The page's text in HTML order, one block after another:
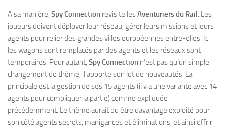
A sa manière, Spy Connection revisite lesAventuriers du Rail. Les
joueurs doivent déployer leur réseau, gérer leurs missions et leurs
agents pour relier des grandes villes européennes entre-elles. Ici
les wagons sont remplacés par des agents et les réseaux sont
temporaires. Pour autant, Spy Connection n’est pas qu’un simple
changement de thème, il apporte son lot de nouveautés. La
principale est la gestion de ses 15 agents (il y a une variante avec 14
agents pour compliquer la partie) comme expliquée
précédemment. Le thème aurait pu être davantage exploité pour
son côté agents secrets, manigances et éliminations, et ainsi offrir